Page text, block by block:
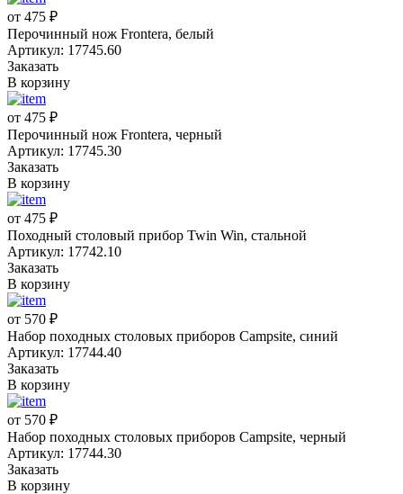
от 475 ₽
Перочинный нож Frontera, белый
Артикул: 17745.60
Заказать
В корзину
от 475 ₽
Перочинный нож Frontera, черный
Артикул: 17745.30
Заказать
В корзину
от 475 ₽
Походный столовый прибор Twin Win, стальной
Артикул: 17742.10
Заказать
В корзину
от 570 ₽
Набор походных столовых приборов Campsite, синий
Артикул: 17744.40
Заказать
В корзину
от 570 ₽
Набор походных столовых приборов Campsite, черный
Артикул: 17744.30
Заказать
В корзину